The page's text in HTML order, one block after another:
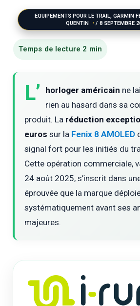
EQUIPEMENTS POUR LE TRAIL,GARMIN
QUENTIN
/ 8 SEPTEMBRE
L’ horloger américain ne
rien au hasard dans sa
produit. La réduction
euros sur la Fenix 8 AMOLED
signal fort pour les initiés du
Cette opération commerciale,
24 août 2025, s’inscrit dans
éprouvée que la marque
systématiquement avant ses
majeures.